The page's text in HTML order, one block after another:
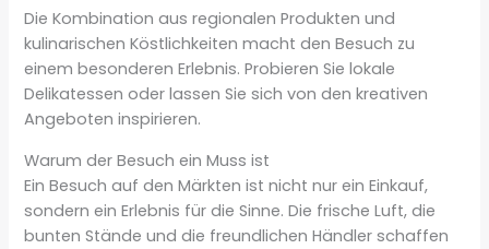
Die Kombination aus regionalen Produkten und
kulinarischen Köstlichkeiten macht den Besuch zu
einem besonderen Erlebnis. Probieren Sie lokale
Delikatessen oder lassen Sie sich von den kreativen
Angeboten inspirieren.
Warum der Besuch ein Muss ist
Ein Besuch auf den Märkten ist nicht nur ein Einkauf,
sondern ein Erlebnis für die Sinne. Die frische Luft, die
bunten Stände und die freundlichen Händler schaffen